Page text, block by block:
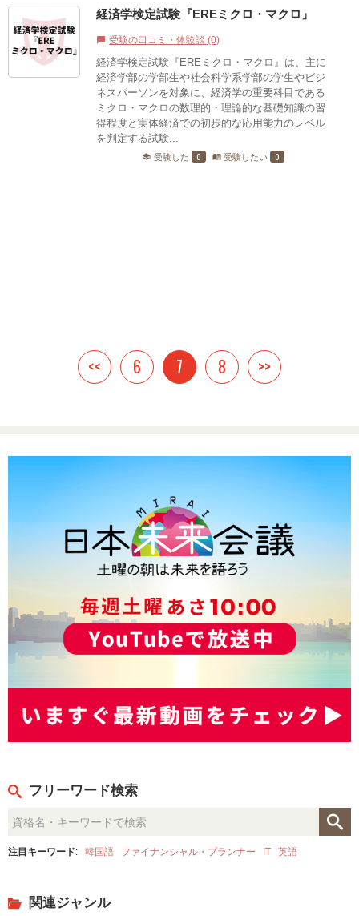
経済学検定試験『EREミクロ・マクロ』
chat_bubble 受験の口コミ・体験談 (0)
経済学検定試験『EREミクロ・マクロ』は、主に
経済学部の学部生や社会科学系学部の学生やビジ
ネスパーソンを対象に、経済学の重要科目である
ミクロ・マクロの数理的・理論的な基礎知識の習
得程度と実体経済での初歩的な応用能力のレベル
を判定する試験...
school 受験した 0 menu_book 受験したい 0
<< 6 7 8 >>
フリーワード検索
注目キーワード: 韓国語 ファイナンシャル・プランナー IT 英語
関連ジャンル